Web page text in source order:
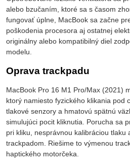
alebo bzučaním, ktoré sa s časom
fungovať úplne, MacBook sa začne
poškodenia procesora aj ostatnej
originálny alebo kompatibilný diel
modelu.
Oprava trackpadu
MacBook Pro 16 M1 Pro/Max (2021)
ktorý namiesto fyzického klikania pod
tlakové senzory a hmatovú spätnú
simulujúci pocit kliknutia. Porucha sa
pri kliku, nesprávnou kalibráciou tlaku
trackpadom. Riešime to výmenou
haptického motorčeka.